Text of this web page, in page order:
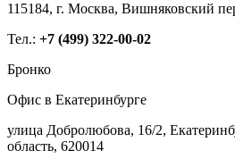
115184, г. Москва, Вишняковский
Тел.: +7 (499) 322-00-02
Бронко
Офис в Екатеринбурге
улица Добролюбова, 16/2,
область, 620014